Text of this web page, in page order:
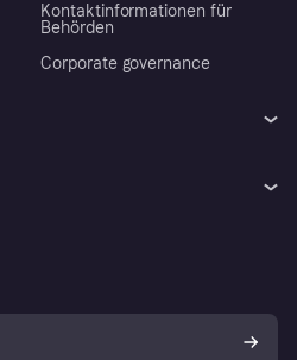
Kontaktinformationen für
Behörden
Corporate governance